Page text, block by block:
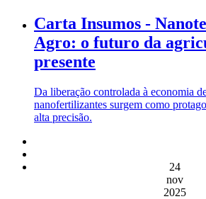
Carta Insumos -
Agro: o futuro da
presente
Da liberação controlada à economia
nanofertilizantes surgem como
alta precisão.
24
nov
2025